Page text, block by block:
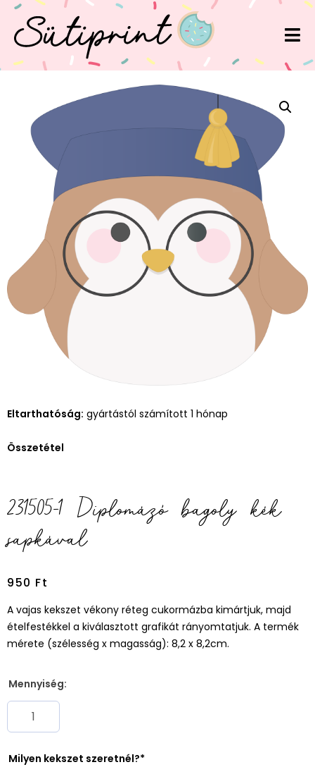
Eltarthatóság: gyártástól számított 1 hónap
Összetétel
231505-1 Diplomázó bagoly kék
sapkával
950 Ft
A vajas kekszet vékony réteg cukormázba kimártjuk, majd
ételfestékkel a kiválasztott grafikát rányomtatjuk. A termék
mérete (szélesség x magasság): 8,2 x 8,2cm.
Mennyiség:
Milyen kekszet szeretnél?